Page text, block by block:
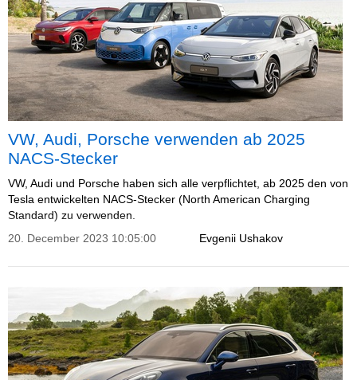
VW, Audi, Porsche verwenden ab 2025
NACS-Stecker
VW, Audi und Porsche haben sich alle verpflichtet, ab 2025 den von
Tesla entwickelten NACS-Stecker (North American Charging
Standard) zu verwenden.
Evgenii Ushakov
20. December 2023 10:05:00